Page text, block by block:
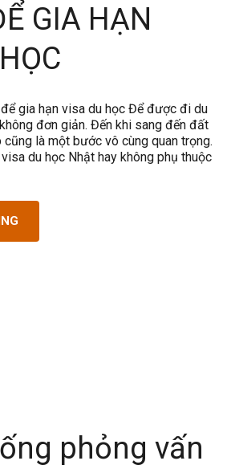
GIA HẠN
gia hạn visa du học Để được đi du
đơn giản. Đến khi sang đến đất
cũng là một bước vô cùng quan trọng.
du học Nhật hay không phụ thuộc
phỏng vấn